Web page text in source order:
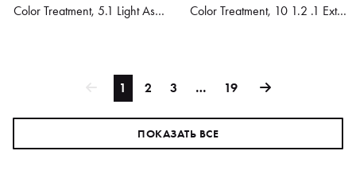
Color Treatment, 5.1 Light Ash
Color Treatment, 10 1.2 .1 Extra
1 2 3 … 19
ПОКАЗАТЬ ВСЕ